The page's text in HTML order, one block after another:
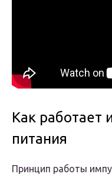
Как работает
питания
Принцип работы